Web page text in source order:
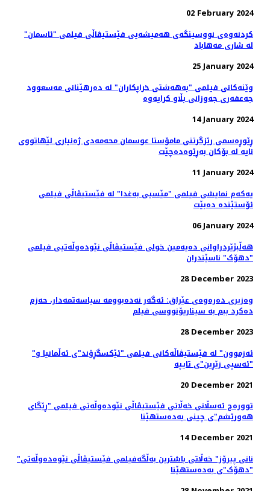
02 February 2024
کردنەوەی نووسینگه‌ی هەمیشەیی فێستیڤاڵی فیلمی "ئاسمان"
لە شاری مەهاباد
25 January 2024
وێنەکانی فیلمی "به‌هه‌شتی خراپکاران" لە دەرهێنانی مەسعوود
جەعفەری جه‌وزانی بڵاو کرایەوە
14 January 2024
ڕێوڕه‌سمی رێزگرتنی مامۆستا عوسمان محەمەدی ژه‌نیاری لێهاتووی
نایه‌ لە بۆکان بەڕێوەدەچێت
11 January 2024
یەکەم نمایشی فیلمی "مێسیی بەغدا" لە فێستیڤاڵی فیلمی
ئۆستێندە دەبێت
06 January 2024
هه‌ڵبژێردراوانی دەیەمین خولی فێستیڤاڵی نێودەوڵەتیی فیلمی
"دهۆک" ناسێندران
28 December 2023
وەزیری دەرەوەی عێراق: ئه‌گه‌ر نه‌ده‌بوومه‌ سیاسەتمەدار، حەزم
دەکرد ببم بە سیناریۆنووسی فیلم
28 December 2023
"ئەزموون" لە فێستیڤاڵەکانی فیلمی "ئێکسگڕۆند"ی ئەڵمانیا و
"ئەسپی زێڕین"ی تایپە
20 December 2021
توورەج ئەسڵانی خەڵاتی فێستیڤاڵی نێودەوڵەتی فیلمی "ڕێگای
هەورێشم"ی چینی بەدەستهێنا
14 December 2021
"نانی پیرۆز" خەڵاتی باشترین بەڵگەفیلمی فێستیڤاڵی نێوەدەوڵەتی
"دهۆک"ی بەدەستهێنا